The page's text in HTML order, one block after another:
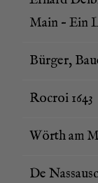
Main – Ein
Bür­ger,
Rocroi 1643
Wörth am
De